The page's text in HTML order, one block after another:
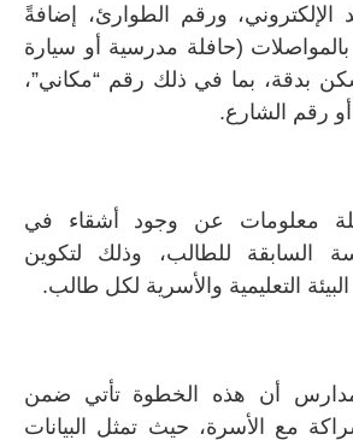
الإلكتروني، ورقم الطوارئ، إضافةً
(حافلة مدرسية أو سيارة
بدقة، بما في ذلك رقم “مكاني”،
رقم الشارع.
معلومات عن وجود أشقاء في
السابقة للطالب، وذلك لتكوين
التعليمية والأسرية لكل طالب.
أن هذه الخطوة تأتي ضمن
مع الأسرة، حيث تمثل البيانات